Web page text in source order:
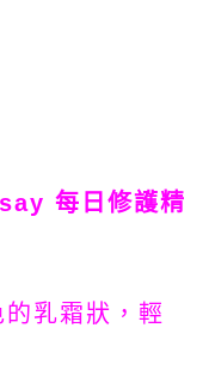
每日修護精
乳霜狀，輕